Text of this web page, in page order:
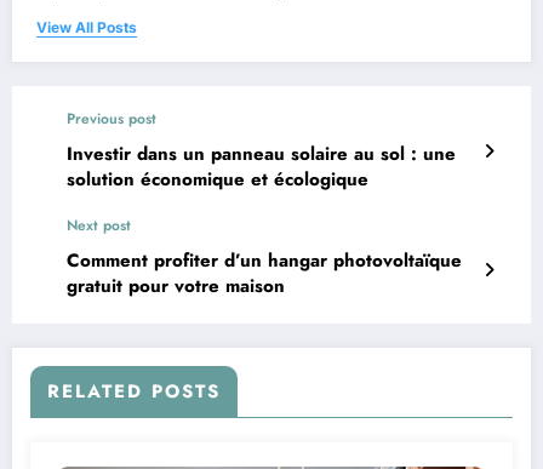
View All Posts
Previous post
Investir dans un panneau solaire au sol : une
solution économique et écologique
Next post
Comment profiter d’un hangar photovoltaïque
gratuit pour votre maison
RELATED POSTS